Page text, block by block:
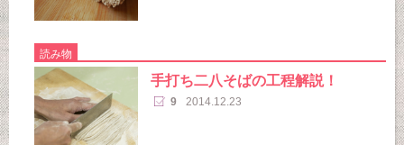
読み物
手打ち二八そばの工程解説！
9 2014.12.23